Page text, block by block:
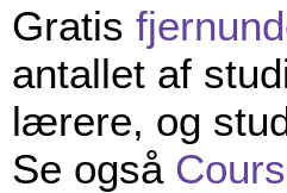
Gratis
antallet af
lærere, og
Se også